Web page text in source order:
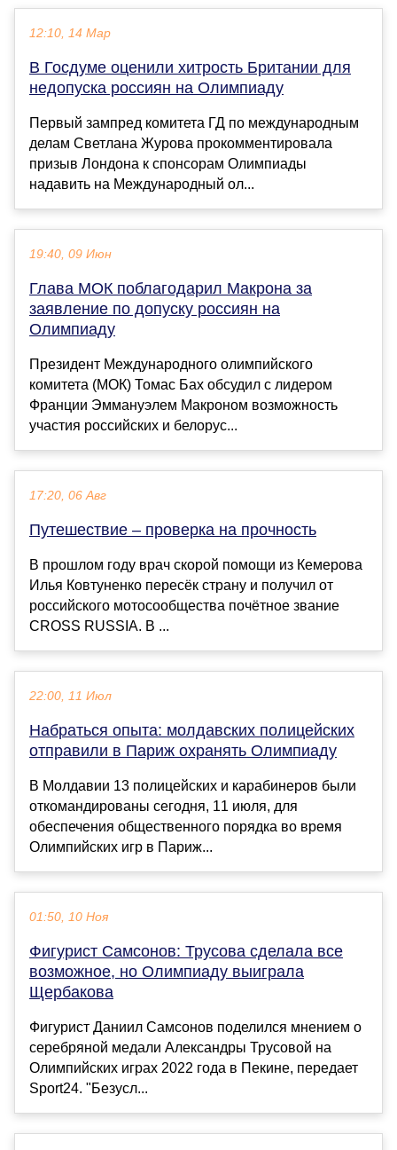
12:10, 14 Мар
В Госдуме оценили хитрость Британии для
недопуска россиян на Олимпиаду
Первый зампред комитета ГД по международным
делам Светлана Журова прокомментировала
призыв Лондона к спонсорам Олимпиады
надавить на Международный ол...
19:40, 09 Июн
Глава МОК поблагодарил Макрона за
заявление по допуску россиян на
Олимпиаду
Президент Международного олимпийского
комитета (МОК) Томас Бах обсудил с лидером
Франции Эммануэлем Макроном возможность
участия российских и белорус...
17:20, 06 Авг
Путешествие – проверка на прочность
В прошлом году врач скорой помощи из Кемерова
Илья Ковтуненко пересёк страну и получил от
российского мотосообщества почётное звание
CROSS RUSSIA. В ...
22:00, 11 Июл
Набраться опыта: молдавских полицейских
отправили в Париж охранять Олимпиаду
В Молдавии 13 полицейских и карабинеров были
откомандированы сегодня, 11 июля, для
обеспечения общественного порядка во время
Олимпийских игр в Париж...
01:50, 10 Ноя
Фигурист Самсонов: Трусова сделала все
возможное, но Олимпиаду выиграла
Щербакова
Фигурист Даниил Самсонов поделился мнением о
серебряной медали Александры Трусовой на
Олимпийских играх 2022 года в Пекине, передает
Sport24. "Безусл...